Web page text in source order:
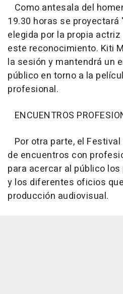
Como antesala del
19.30 horas se
elegida por la propia
este reconocimiento. Kiti
la sesión y mantendrá un
público en torno a la
profesional.
ENCUENTROS
Por otra parte, el
de encuentros con
para acercar al público
y los diferentes oficios
producción audiovisual.